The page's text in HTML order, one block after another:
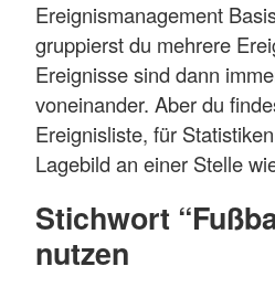
Ereignismanagement
gruppierst du mehrere
Ereignisse sind dann
voneinander. Aber du
Ereignisliste, für
Lagebild an einer Stelle
Stichwort
nutzen